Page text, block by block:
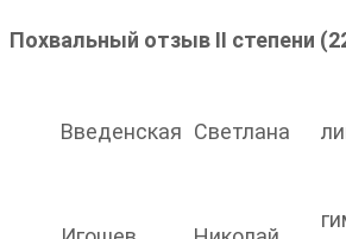
Похвальный отзыв II степени
Введенская Светлана